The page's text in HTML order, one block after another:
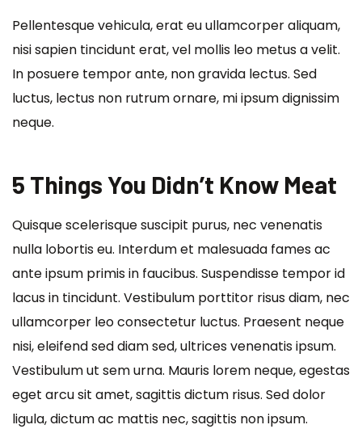
Pellentesque vehicula, erat eu ullamcorper aliquam,
nisi sapien tincidunt erat, vel mollis leo metus a velit.
In posuere tempor ante, non gravida lectus. Sed
luctus, lectus non rutrum ornare, mi ipsum dignissim
neque.
5 Things You Didn’t Know Meat
Quisque scelerisque suscipit purus, nec venenatis
nulla lobortis eu. Interdum et malesuada fames ac
ante ipsum primis in faucibus. Suspendisse tempor id
lacus in tincidunt. Vestibulum porttitor risus diam, nec
ullamcorper leo consectetur luctus. Praesent neque
nisi, eleifend sed diam sed, ultrices venenatis ipsum.
Vestibulum ut sem urna. Mauris lorem neque, egestas
eget arcu sit amet, sagittis dictum risus. Sed dolor
ligula, dictum ac mattis nec, sagittis non ipsum.